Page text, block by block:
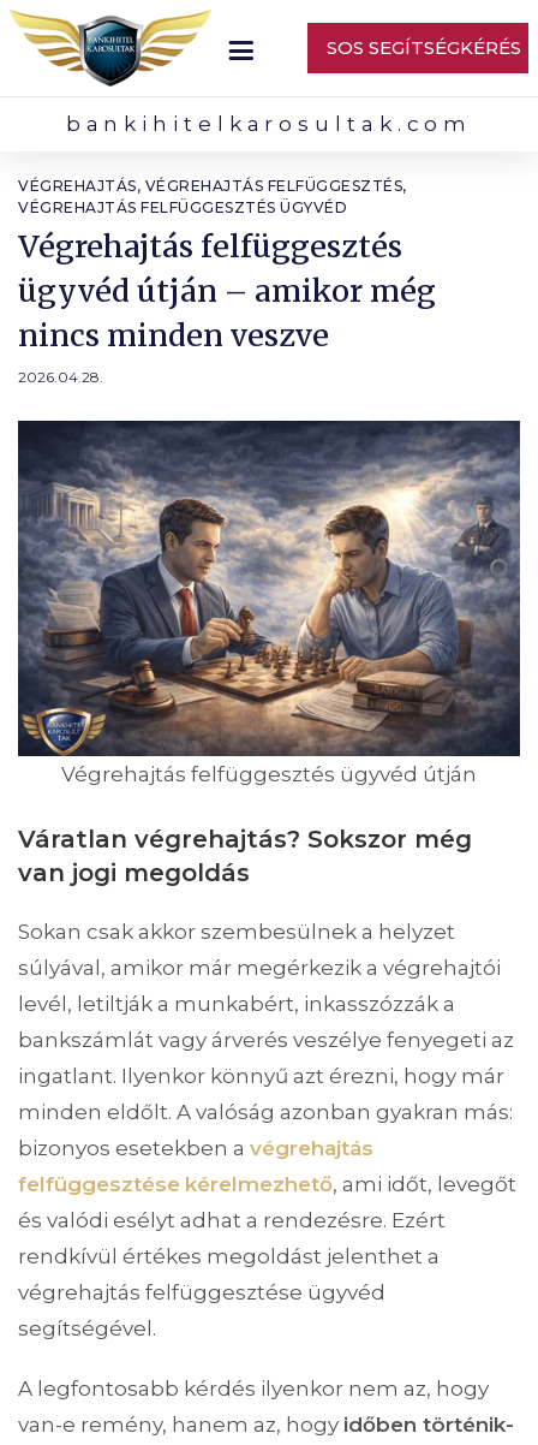
SOS SEGÍTSÉGKÉRÉS
bankihitelkarosultak.com
VÉGREHAJTÁS, VÉGREHAJTÁS FELFÜGGESZTÉS,
VÉGREHAJTÁS FELFÜGGESZTÉS ÜGYVÉD
Végrehajtás felfüggesztés
ügyvéd útján – amikor még
nincs minden veszve
2026.04.28.
Végrehajtás felfüggesztés ügyvéd útján
Váratlan végrehajtás? Sokszor még
van jogi megoldás
Sokan csak akkor szembesülnek a helyzet
súlyával, amikor már megérkezik a végrehajtói
levél, letiltják a munkabért, inkasszózzák a
bankszámlát vagy árverés veszélye fenyegeti az
ingatlant. Ilyenkor könnyű azt érezni, hogy már
minden eldőlt. A valóság azonban gyakran más:
bizonyos esetekben a végrehajtás
felfüggesztése kérelmezhető, ami időt, levegőt
és valódi esélyt adhat a rendezésre. Ezért
rendkívül értékes megoldást jelenthet a
végrehajtás felfüggesztése ügyvéd
segítségével.
A legfontosabb kérdés ilyenkor nem az, hogy
van-e remény, hanem az, hogy időben történik-